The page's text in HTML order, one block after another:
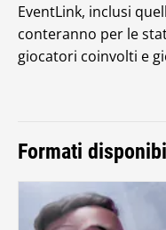
EventLink, inclusi
conteranno per le
giocatori coinvolti e
Formati